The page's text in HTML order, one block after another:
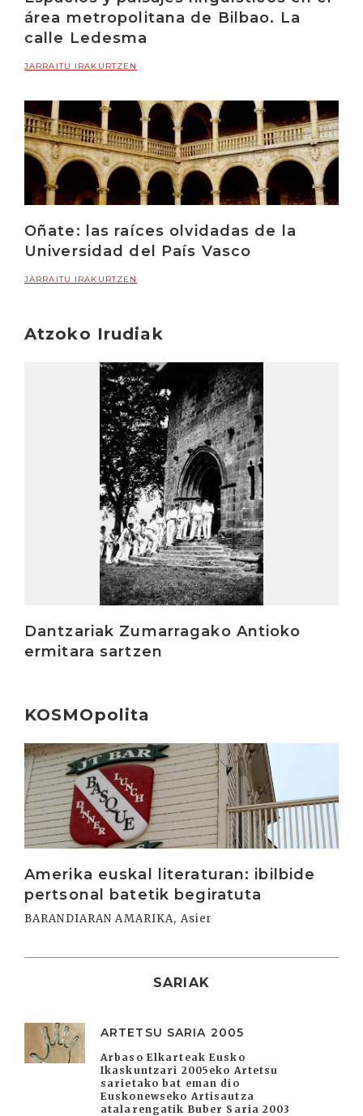
área metropolitana de Bilbao. La
calle Ledesma
JARRAITU IRAKURTZEN
Oñate: las raíces olvidadas de la
Universidad del País Vasco
JARRAITU IRAKURTZEN
Atzoko Irudiak
Dantzariak Zumarragako Antioko
ermitara sartzen
KOSMOpolita
Amerika euskal literaturan: ibilbide
pertsonal batetik begiratuta
BARANDIARAN AMARIKA, Asier
Irakurri
SARIAK
ARTETSU SARIA 2005
Arbaso Elkarteak Eusko
Ikaskuntzari 2005eko Artetsu
sarietako bat eman dio
Euskonewseko Artisautza
atalarengatik Buber Saria 2003